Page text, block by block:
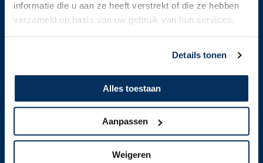
informatie die u aan ze heeft verstrekt of die ze hebben
verzameld op basis van uw gebruik van hun services.
Details tonen
Alles toestaan
Aanpassen
Weigeren
Doneer
Kom in actie
Volg ons